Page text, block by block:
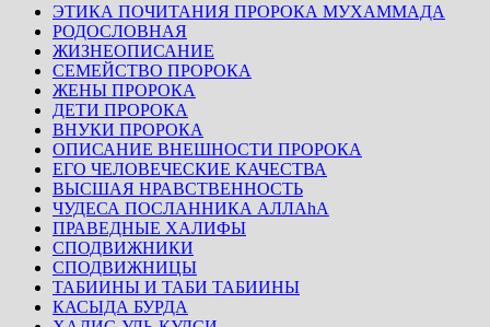
ЭТИКА ПОЧИТАНИЯ ПРОРОКА МУХАММАДА
РОДОСЛОВНАЯ
ЖИЗНЕОПИСАНИЕ
СЕМЕЙСТВО ПРОРОКА
ЖЕНЫ ПРОРОКА
ДЕТИ ПРОРОКА
ВНУКИ ПРОРОКА
ОПИСАНИЕ ВНЕШНОСТИ ПРОРОКА
ЕГО ЧЕЛОВЕЧЕСКИЕ КАЧЕСТВА
ВЫСШАЯ НРАВСТВЕННОСТЬ
ЧУДЕСА ПОСЛАННИКА АЛЛАhА
ПРАВЕДНЫЕ ХАЛИФЫ
СПОДВИЖНИКИ
СПОДВИЖНИЦЫ
ТАБИИНЫ И ТАБИ ТАБИИНЫ
КАСЫДА БУРДА